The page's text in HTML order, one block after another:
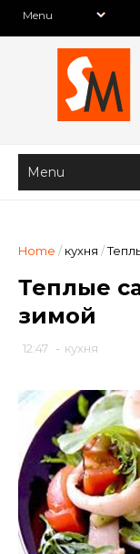
Home / кухня /
Теплые
зимой
12:47 - кухня